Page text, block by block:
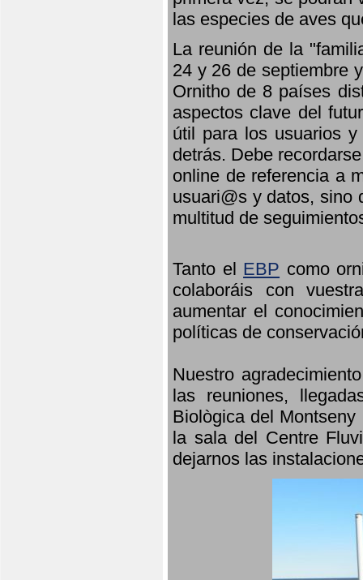
las especies de aves
La reunión de la
24 y 26 de septiembre
Ornitho de 8 países
aspectos clave del
útil para los usuarios
detrás. Debe
online de referencia a
usuari@s y datos, sino
multitud de
Tanto el EBP como
colaboráis con
aumentar el
políticas de
Nuestro
las reuniones,
Biològica del
la sala del Centre
dejarnos las